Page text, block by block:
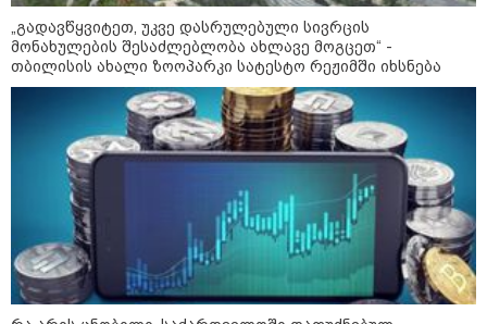
კატეგორიის ყველა სიახლე
მკითხველის რჩევით
„გადავწყვიტეთ, უკვე დასრულებული სივრცის
მონახულების შესაძლებლობა ახლავე მოგცეთ“ -
თბილისის ახალი ზოოპარკი სატესტო რეჟიმში იხსნება